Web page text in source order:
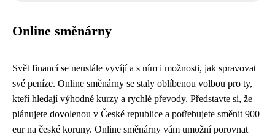
Online směnárny
Svět financí se neustále vyvíjí a s ním i možnosti, jak spravovat
své peníze. Online směnárny se staly oblíbenou volbou pro ty,
kteří hledají výhodné kurzy a rychlé převody. Představte si, že
plánujete dovolenou v České republice a potřebujete směnit 900
eur na české koruny. Online směnárny vám umožní porovnat